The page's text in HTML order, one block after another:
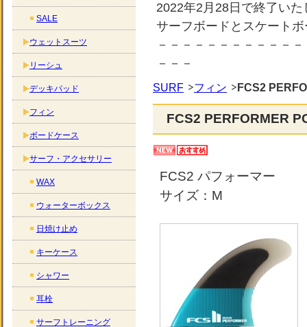
2022年2月28日で終了いた
サーフボードとスケート
－－－－－－－－－－－
－－－
SURF フィン FCS2
FCS2 PERFORMER
FCS2 パフォーマー
サイズ：M
SALE
ウェットスーツ
リーシュ
デッキパッド
フィン
ボードケース
サーフ・アクセサリー
WAX
ウォーターボックス
日焼け止め
キーケース
シャワー
耳栓
サーフトレーニング